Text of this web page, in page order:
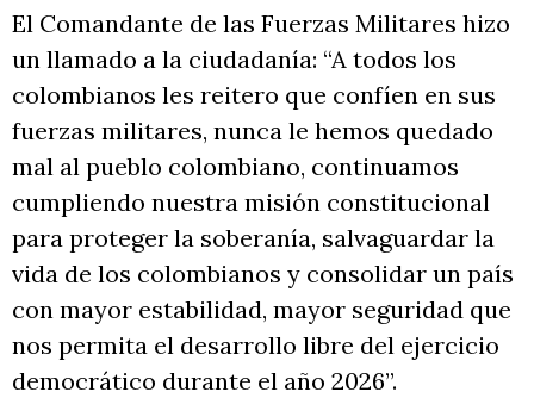
El Comandante de las Fuerzas Militares hizo
un llamado a la ciudadanía: “A todos los
colombianos les reitero que confíen en sus
fuerzas militares, nunca le hemos quedado
mal al pueblo colombiano, continuamos
cumpliendo nuestra misión constitucional
para proteger la soberanía, salvaguardar la
vida de los colombianos y consolidar un país
con mayor estabilidad, mayor seguridad que
nos permita el desarrollo libre del ejercicio
democrático durante el año 2026”.